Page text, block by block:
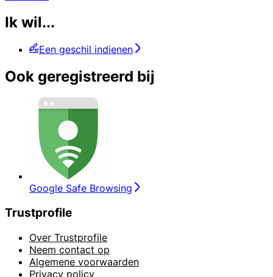
Ik wil...
Een geschil indienen
Ook geregistreerd bij
Google Safe Browsing
Trustprofile
Over Trustprofile
Neem contact op
Algemene voorwaarden
Privacy policy